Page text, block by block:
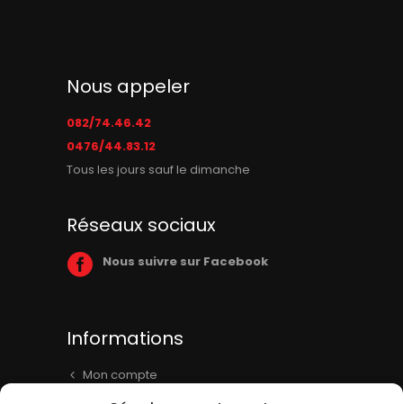
Nous appeler
082/74.46.42
0476/44.83.12
Tous les jours sauf le dimanche
Réseaux sociaux
Nous suivre sur Facebook
Informations
Mon compte